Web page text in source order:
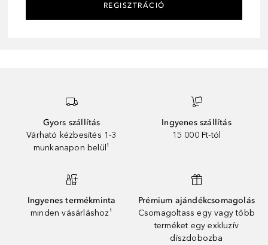
REGISZTRÁCIÓ
Gyors szállítás
Várható kézbesítés 1-3
munkanapon belül¹
Ingyenes szállítás
15 000 Ft-tól
Ingyenes termékminta
minden vásárláshoz¹
Prémium ajándékcsomagolás
Csomagoltass egy vagy több
terméket egy exkluzív
díszdobozba